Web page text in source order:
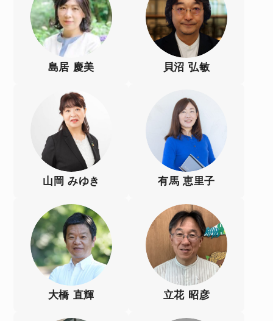
島居 慶美 貝沼 弘敏
山岡 みゆき 有馬 恵里子
大橋 直輝 立花 昭彦